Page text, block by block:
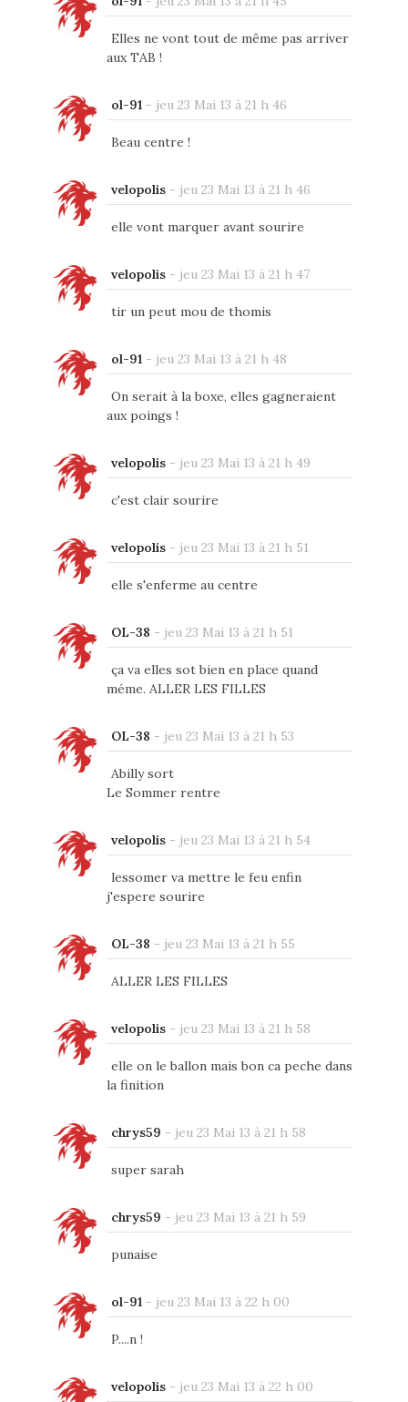
Elles ne vont tout de même pas arriver
aux TAB !
ol-91- jeu 23 Mai 13 à 21 h 46
Beau centre !
velopolis- jeu 23 Mai 13 à 21 h 46
elle vont marquer avant sourire
velopolis- jeu 23 Mai 13 à 21 h 47
tir un peut mou de thomis
ol-91- jeu 23 Mai 13 à 21 h 48
On serait à la boxe, elles gagneraient
aux poings !
velopolis- jeu 23 Mai 13 à 21 h 49
c'est clair sourire
velopolis- jeu 23 Mai 13 à 21 h 51
elle s'enferme au centre
OL-38 - jeu 23 Mai 13 à 21 h 51
ça va elles sot bien en place quand
méme. ALLER LES FILLES
OL-38 - jeu 23 Mai 13 à 21 h 53
Abilly sort
Le Sommer rentre
velopolis- jeu 23 Mai 13 à 21 h 54
lessomer va mettre le feu enfin
j'espere sourire
OL-38 - jeu 23 Mai 13 à 21 h 55
ALLER LES FILLES
velopolis- jeu 23 Mai 13 à 21 h 58
elle on le ballon mais bon ca peche dans
la finition
chrys59 - jeu 23 Mai 13 à 21 h 58
super sarah
chrys59 - jeu 23 Mai 13 à 21 h 59
punaise
ol-91- jeu 23 Mai 13 à 22 h 00
P....n !
velopolis- jeu 23 Mai 13 à 22 h 00